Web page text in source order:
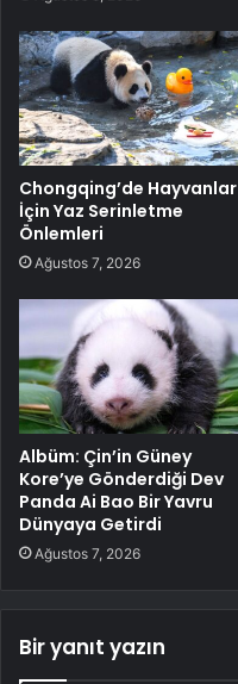
Chongqing’de Hayvanlar
İçin Yaz Serinletme
Önlemleri
Ağustos 7, 2026
Albüm: Çin’in Güney
Kore’ye Gönderdiği Dev
Panda Ai Bao Bir Yavru
Dünyaya Getirdi
Ağustos 7, 2026
Bir yanıt yazın